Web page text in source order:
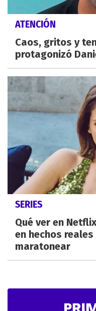
ATENCIÓN
Caos, gritos y
protagonizó
SERIES
Qué ver en
en hechos
maratonear